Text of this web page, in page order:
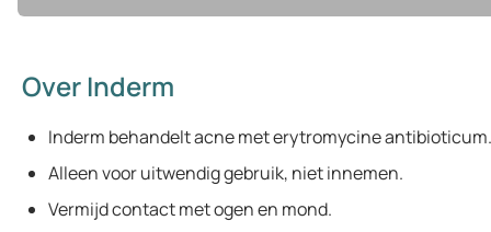
Over Inderm
Inderm behandelt acne met erytromycine antibioticum.
Alleen voor uitwendig gebruik, niet innemen.
Vermijd contact met ogen en mond.